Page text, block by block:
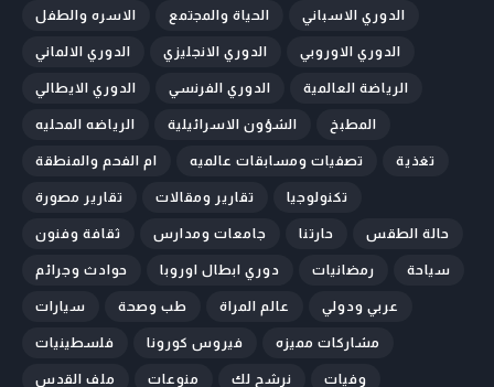
الاسره والطفل الحياة والمجتمع الدوري الاسباني
الدوري الالماني الدوري الانجليزي الدوري الاوروبي
الدوري الايطالي الدوري الفرنسي الرياضة العالمية
الرياضه المحليه الشؤون الاسرائيلية المطبخ
ام الفحم والمنطقة تصفيات ومسابقات عالميه تغذية
تقارير مصورة تقارير ومقالات تكنولوجيا
ثقافة وفنون جامعات ومدارس حارتنا حالة الطقس
حوادث وجرائم دوري ابطال اوروبا رمضانيات سياحة
سيارات طب وصحة عالم المراة عربي ودولي
فلسطينيات فيروس كورونا مشاركات مميزه
ملف القدس منوعات نرشح لك وفيات